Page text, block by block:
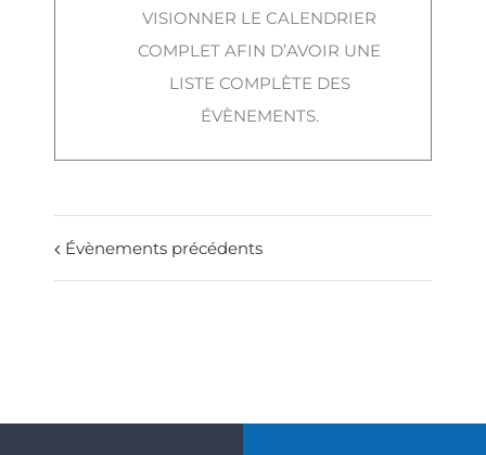
VISIONNER LE CALENDRIER
COMPLET AFIN D’AVOIR UNE
LISTE COMPLÈTE DES
ÉVÈNEMENTS.
Évènements précédents